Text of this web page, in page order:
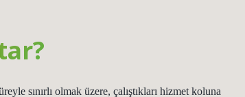
sınırlı olmak üzere, çalıştıkları hizmet koluna